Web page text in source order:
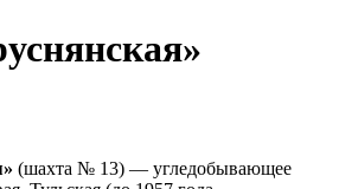
(шахта № 13) — угледобывающее